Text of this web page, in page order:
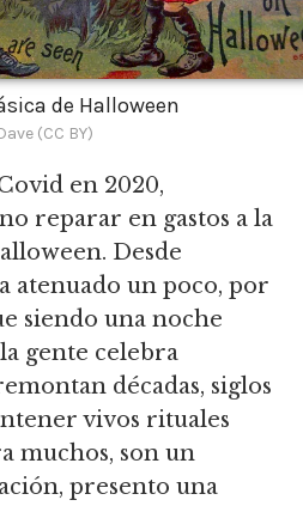
de Halloween
(CC BY)
en 2020,
reparar en gastos a la
Desde
atenuado un poco, por
siendo una noche
gente celebra
décadas, siglos
vivos rituales
muchos, son un
presento una